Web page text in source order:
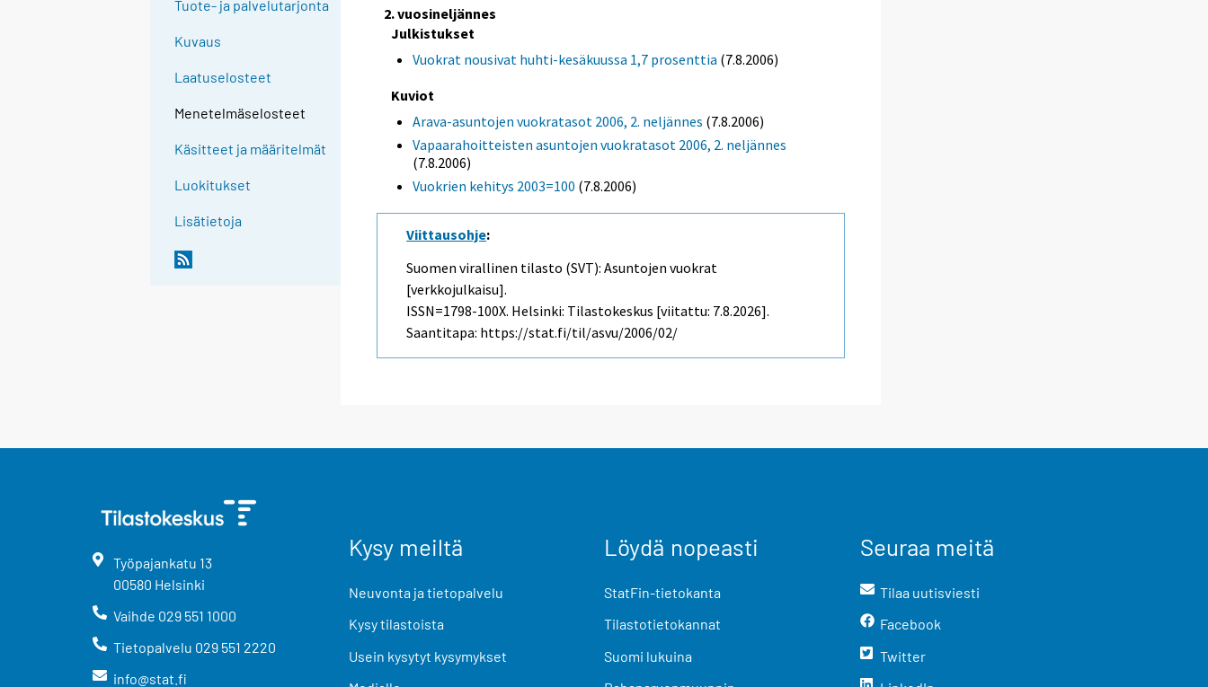
Tuote- ja palvelutarjonta
Kuvaus
Laatuselosteet
Menetelmäselosteet
Käsitteet ja määritelmät
Luokitukset
Lisätietoja
2. vuosineljännes
Julkistukset
Vuokrat nousivat huhti-kesäkuussa 1,7 prosenttia (7.8.2006)
Kuviot
Arava-asuntojen vuokratasot 2006, 2. neljännes (7.8.2006)
Vapaarahoitteisten asuntojen vuokratasot 2006, 2. neljännes
(7.8.2006)
Vuokrien kehitys 2003=100 (7.8.2006)
Viittausohje:
Suomen virallinen tilasto (SVT): Asuntojen vuokrat
[verkkojulkaisu].
ISSN=1798-100X. Helsinki: Tilastokeskus [viitattu: 7.8.2026].
Saantitapa: https://stat.fi/til/asvu/2006/02/
Työpajankatu 13
00580 Helsinki
Vaihde 029 551 1000
Tietopalvelu 029 551 2220
info@stat.fi
Kysy meiltä
Neuvonta ja tietopalvelu
Kysy tilastoista
Usein kysytyt kysymykset
Löydä nopeasti
StatFin-tietokanta
Tilastotietokannat
Suomi lukuina
Seuraa meitä
Tilaa uutisviesti
Facebook
Twitter